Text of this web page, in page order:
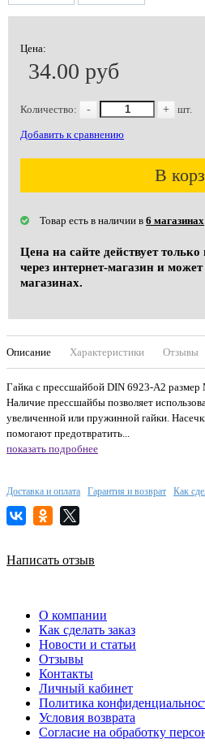
Цена:
34.00 руб
Количество: - + шт.
Добавить к сравнению
В
Товар есть в наличии в 6 магазинах
Цена на сайте действует
через интернет-магазин и
магазинах.
Описание Характеристики Отзывы
Гайка с прессшайбой DIN 6923-А2
Наличие прессшайбы позволяет
увеличенной или пружинной гайки.
помогают предотвратить...
показать подробнее
Доставка и оплата Гарантия и возврат Как
Написать отзыв
О компании
Как сделать заказ
Новости и статьи
Отзывы
Контакты
Личный кабинет
Политика
Условия возврата
Согласие на обработку